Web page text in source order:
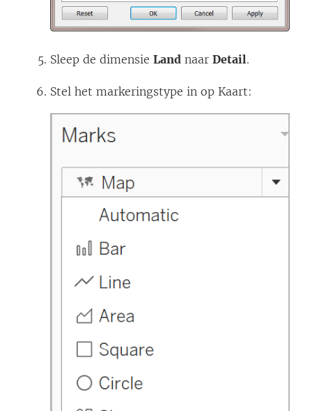
Sleep de dimensie Land naar Detail.
Stel het markeringstype in op Kaart: